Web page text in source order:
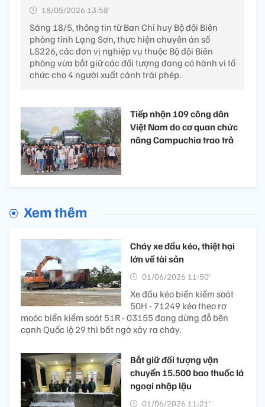
18/05/2026 13:58’
Sáng 18/5, thông tin từ Ban Chỉ huy Bộ đội Biên
phòng tỉnh Lạng Sơn, thực hiện chuyên án số
LS226, các đơn vị nghiệp vụ thuộc Bộ đội Biên
phòng vừa bắt giữ các đối tượng đang có hành vi tổ
chức cho 4 người xuất cảnh trái phép.
Tiếp nhận 109 công dân
Việt Nam do cơ quan chức
năng Campuchia trao trả
Xem thêm
Cháy xe đầu kéo, thiệt hại
lớn về tài sản
01/06/2026 11:50’
Xe đầu kéo biển kiểm soát
50H - 71249 kéo theo rơ
moóc biển kiểm soát 51R - 03155 đang dừng đỗ bên
cạnh Quốc lộ 29 thì bất ngờ xảy ra cháy.
Bắt giữ đối tượng vận
chuyển 15.500 bao thuốc lá
ngoại nhập lậu
01/06/2026 11:21’